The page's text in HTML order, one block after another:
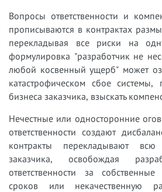
Вопросы ответственности и
прописываются в контрактах
перекладывая все риски на
формулировка "разработчик не
любой косвенный ущерб" может
катастрофическом сбое
бизнеса заказчика, взыскать
Нечестные или односторонние
ответственности создают
контракты перекладывают всю
заказчика, освобождая
ответственности за
сроков или некачественную